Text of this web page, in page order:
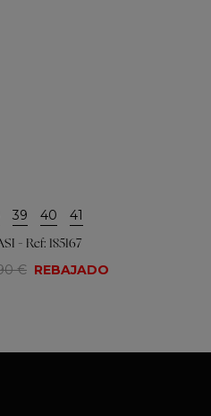
39 40 41
- Ref: 185167
€ REBAJADO